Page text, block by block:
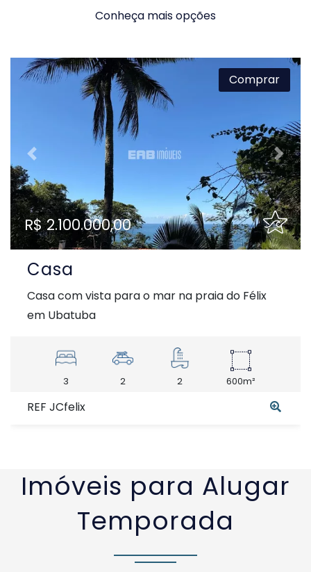
Conheça mais opções
Previous Next
Comprar
R$ 2.100.000,00
Casa
Casa com vista para o mar na praia do Félix
em Ubatuba
3 2 2 600m²
REF JCfelix
Imóveis para Alugar
Temporada